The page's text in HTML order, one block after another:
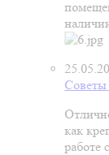
как
работе